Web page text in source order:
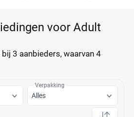
voor Adult
3 aanbieders, waarvan 4
Verpakking
Alles